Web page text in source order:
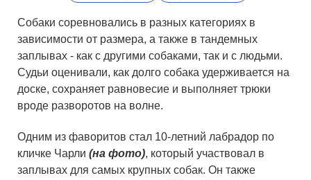
Собаки соревновались в разных категориях в
зависимости от размера, а также в тандемных
заплывах - как с другими собаками, так и с людьми.
Судьи оценивали, как долго собака удерживается на
доске, сохраняет равновесие и выполняет трюки
вроде разворотов на волне.
Одним из фаворитов стал 10-летний лабрадор по
кличке Чарли (на фото), который участвовал в
заплывах для самых крупных собак. Он также